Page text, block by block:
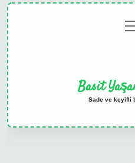
aç
Basit
Sade ve keyifli